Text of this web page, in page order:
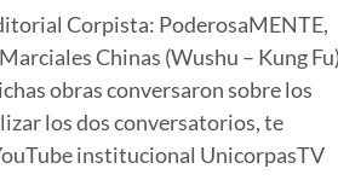
Corpista: PoderosaMENTE,
Chinas (Wushu – Kung
obras conversaron sobre los
los dos conversatorios, te
institucional UnicorpasTV